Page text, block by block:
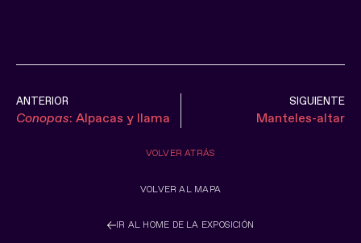
ANTERIOR
Conopas: Alpacas y llama
SIGUIENTE
Manteles-altar
VOLVER ATRÁS
VOLVER AL MAPA
IR AL HOME DE LA EXPOSICIÓN